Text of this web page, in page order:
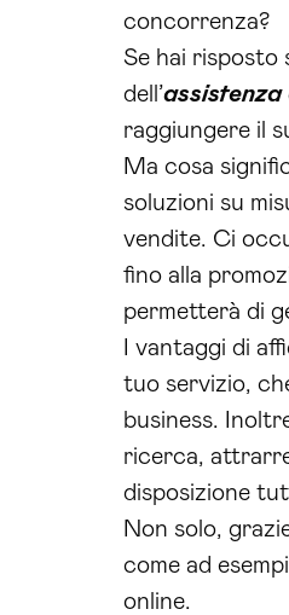
concorrenza?
Se hai risposto
dell’
raggiungere il
Ma cosa
soluzioni su
vendite. Ci
fino alla
permetterà di
I vantaggi di
tuo servizio,
business.
ricerca,
disposizione
Non solo,
come ad
online.